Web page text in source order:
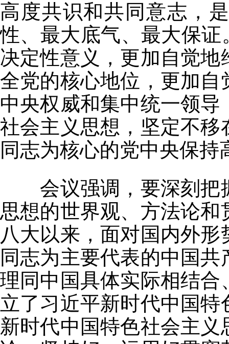
高度共识和共同意志，
性、最大底气、最大保
决定性意义，更加自觉
全党的核心地位，更加
中央权威和集中统一领
社会主义思想，坚定不
同志为核心的党中央保持
会议强调，要深刻把
思想的世界观、方法论
八大以来，面对国内外
同志为主要代表的中国
理同中国具体实际相结
立了习近平新时代中国
新时代中国特色社会主